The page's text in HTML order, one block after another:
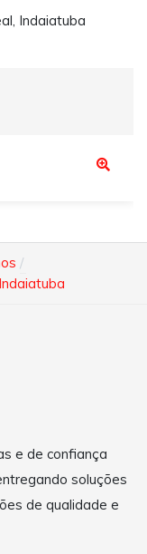
Indaiatuba
e de confiança
soluções
de qualidade e